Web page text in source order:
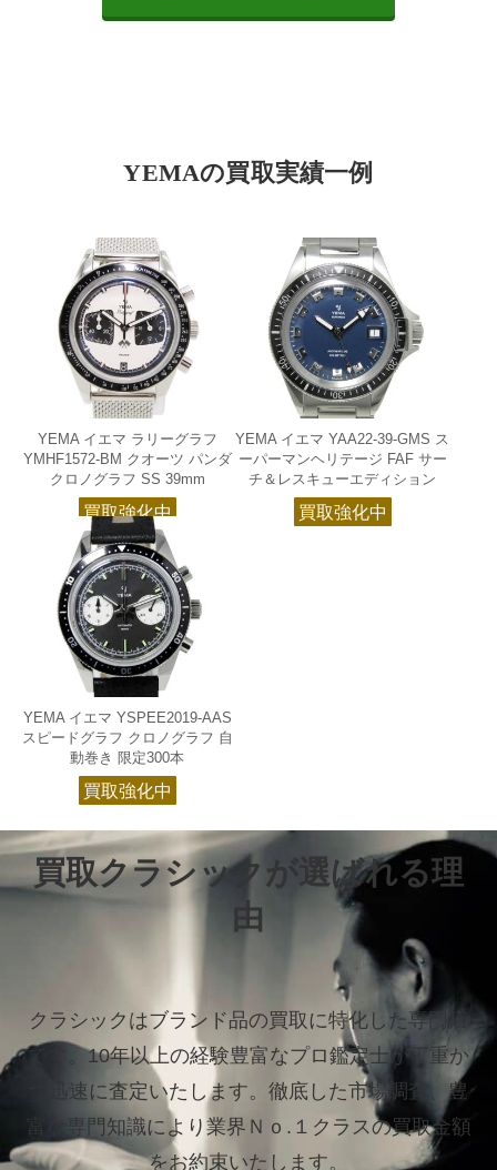
YEMAの買取実績一例
YEMA イエマ ラリーグラフ
YMHF1572-BM クオーツ パンダ
クロノグラフ SS 39mm
買取強化中
YEMA イエマ YAA22-39-GMS ス
ーパーマンヘリテージ FAF サー
チ＆レスキューエディション
買取強化中
YEMA イエマ YSPEE2019-AAS
スピードグラフ クロノグラフ 自
動巻き 限定300本
買取強化中
買取クラシックが選ばれる理
由
クラシックはブランド品の買取に特化した専門店
です。10年以上の経験豊富なプロ鑑定士が丁重か
つ迅速に査定いたします。 徹底した市場調査、豊
富な専門知識により業界Ｎｏ.１クラスの買取金額
をお約束いたします。